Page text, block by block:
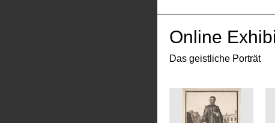
Online
Das geistliche Porträt